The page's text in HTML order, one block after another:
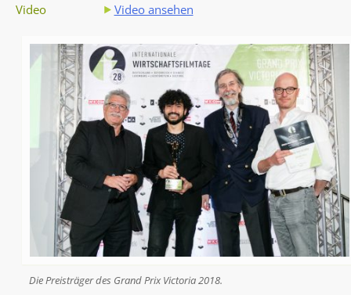
Video
Video ansehen
Die Preisträger des Grand Prix Victoria 2018.